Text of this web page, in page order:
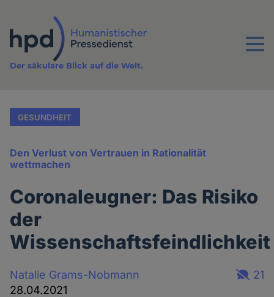
Inhalt
Menu
Der säkulare Blick auf die Welt.
GESUNDHEIT
Den Verlust von Vertrauen in Rationalität
wettmachen
Coronaleugner: Das Risiko
der
Wissenschaftsfeindlichkeit
Natalie Grams-Nobmann
28.04.2021
21